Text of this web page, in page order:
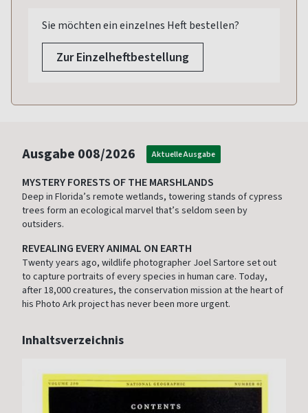
Sie möchten ein einzelnes Heft bestellen?
Zur Einzelheftbestellung
Ausgabe 008/2026 Aktuelle Ausgabe
MYSTERY FORESTS OF THE MARSHLANDS
Deep in Florida’s remote wetlands, towering stands of cypress
trees form an ecological marvel that’s seldom seen by
outsiders.
REVEALING EVERY ANIMAL ON EARTH
Twenty years ago, wildlife photographer Joel Sartore set out
to capture portraits of every species in human care. Today,
after 18,000 creatures, the conservation mission at the heart of
his Photo Ark project has never been more urgent.
Inhaltsverzeichnis